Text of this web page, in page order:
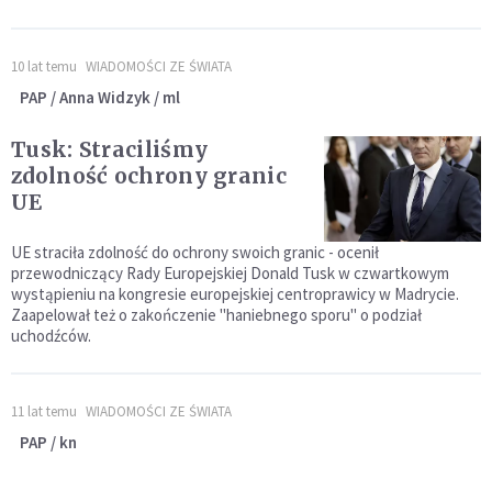
10 lat temu WIADOMOŚCI ZE ŚWIATA
PAP / Anna Widzyk / ml
Tusk: Straciliśmy
zdolność ochrony granic
UE
UE straciła zdolność do ochrony swoich granic - ocenił
przewodniczący Rady Europejskiej Donald Tusk w czwartkowym
wystąpieniu na kongresie europejskiej centroprawicy w Madrycie.
Zaapelował też o zakończenie "haniebnego sporu" o podział
uchodźców.
11 lat temu WIADOMOŚCI ZE ŚWIATA
PAP / kn